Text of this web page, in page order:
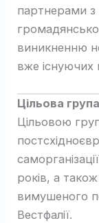
партнерами з
виникненню
вже
Цільова група
Цільовою
років, а
вимушеного
Вестфалії.